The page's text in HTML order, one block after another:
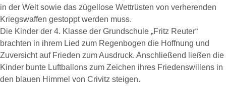
in der Welt sowie das zügellose Wettrüsten von verherenden
Kriegswaffen gestoppt werden muss.
Die Kinder der 4. Klasse der Grundschule „Fritz Reuter“
brachten in ihrem Lied zum Regenbogen die Hoffnung und
Zuversicht auf Frieden zum Ausdruck. Anschließend ließen die
Kinder bunte Luftballons zum Zeichen ihres Friedenswillens in
den blauen Himmel von Crivitz steigen.